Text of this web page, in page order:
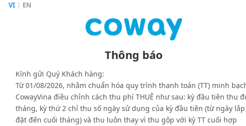
VI | EN
Thông báo
Kính gửi Quý Khách hàng:
Từ 01/08/2026, nhằm chuẩn hóa quy trình thanh toán (TT) minh
CowayVina điều chỉnh cách thu phí THUÊ như sau: kỳ đầu tiên thu
tháng, kỳ thứ 2 chỉ thu số ngày sử dụng của kỳ đầu tiên (từ ngày lắp
đặt đến cuối tháng) và thu luôn thay vì thu gộp với kỳ TT cuối hợp